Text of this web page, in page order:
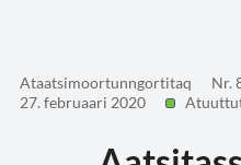
Ataatsimoortunngortitaq
Nr.
27. februaari 2020